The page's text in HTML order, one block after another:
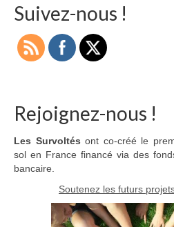
Suivez-nous !
Rejoignez-nous !
Les Survoltés ont co-créé le
sol en France financé via des
bancaire.
Soutenez les futurs